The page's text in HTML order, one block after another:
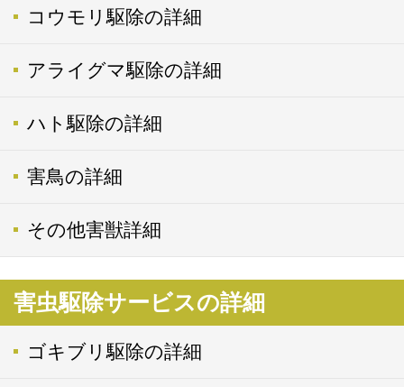
コウモリ駆除の詳細
アライグマ駆除の詳細
ハト駆除の詳細
害鳥の詳細
その他害獣詳細
害虫駆除サービスの詳細
ゴキブリ駆除の詳細